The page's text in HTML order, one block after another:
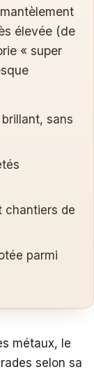
élevée (de
« super
sans
chantiers de
parmi
métaux, le
selon sa